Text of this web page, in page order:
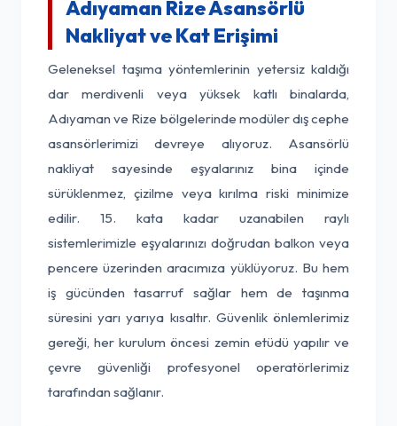
Adıyaman Rize Asansörlü
Nakliyat ve Kat Erişimi
Geleneksel taşıma yöntemlerinin yetersiz kaldığı
dar merdivenli veya yüksek katlı binalarda,
Adıyaman ve Rize bölgelerinde modüler dış cephe
asansörlerimizi devreye alıyoruz. Asansörlü
nakliyat sayesinde eşyalarınız bina içinde
sürüklenmez, çizilme veya kırılma riski minimize
edilir. 15. kata kadar uzanabilen raylı
sistemlerimizle eşyalarınızı doğrudan balkon veya
pencere üzerinden aracımıza yüklüyoruz. Bu hem
iş gücünden tasarruf sağlar hem de taşınma
süresini yarı yarıya kısaltır. Güvenlik önlemlerimiz
gereği, her kurulum öncesi zemin etüdü yapılır ve
çevre güvenliği profesyonel operatörlerimiz
tarafından sağlanır.